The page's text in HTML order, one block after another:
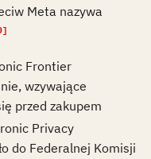
Meta nazywa
Frontier
wzywające
przed zakupem
Privacy
do Federalnej Komisji